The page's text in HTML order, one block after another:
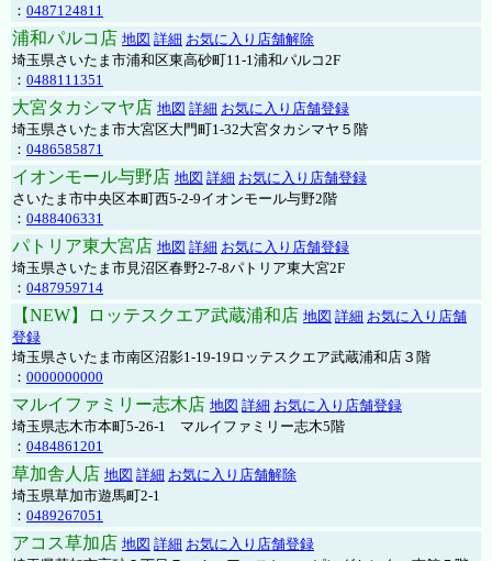
： 0487124811
浦和パルコ店 地図 詳細 お気に入り店舗解除
埼玉県さいたま市浦和区東高砂町11-1浦和パルコ2F
： 0488111351
大宮タカシマヤ店 地図 詳細 お気に入り店舗登録
埼玉県さいたま市大宮区大門町1-32大宮タカシマヤ５階
： 0486585871
イオンモール与野店 地図 詳細 お気に入り店舗登録
さいたま市中央区本町西5-2-9イオンモール与野2階
： 0488406331
パトリア東大宮店 地図 詳細 お気に入り店舗登録
埼玉県さいたま市見沼区春野2-7-8パトリア東大宮2F
： 0487959714
【NEW】ロッテスクエア武蔵浦和店 地図 詳細 お気に入り店舗
登録
埼玉県さいたま市南区沼影1-19-19ロッテスクエア武蔵浦和店３階
： 0000000000
マルイファミリー志木店 地図 詳細 お気に入り店舗登録
埼玉県志木市本町5-26-1 マルイファミリー志木5階
： 0484861201
草加舎人店 地図 詳細 お気に入り店舗解除
埼玉県草加市遊馬町2-1
： 0489267051
アコス草加店 地図 詳細 お気に入り店舗登録